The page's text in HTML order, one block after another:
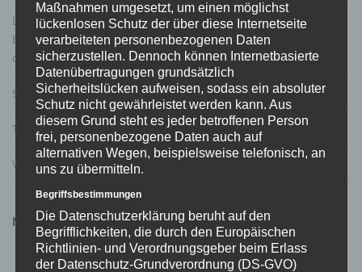
Die Grüne: Gutachterliche Stellungnahme Prof. Dr. Gärditz
betreffend Verfassungskonformität von Gestaltungsoptionen
der Regelanfrage beim Verfassungsschutz im Waffenrecht
Statistik: Todesfälle durch Schusswaffen
T-Online über das Behördenversagen von Hamburg
Video vom DJV und DSB zum Waffenrecht
NEUESTE KOMMENTARE
Maßnahmen umgesetzt, um einen möglichst
lückenlosen Schutz der über diese Internetseite
verarbeiteten personenbezogenen Daten
sicherzustellen. Dennoch können Internetbasierte
Datenübertragungen grundsätzlich
Sicherheitslücken aufweisen, sodass ein absoluter
Schutz nicht gewährleistet werden kann. Aus
diesem Grund steht es jeder betroffenen Person
frei, personenbezogene Daten auch auf
alternativen Wegen, beispielsweise telefonisch, an
uns zu übermitteln.
Begriffsbestimmungen
Die Datenschutzerklärung beruht auf den
Begrifflichkeiten, die durch den Europäischen
Richtlinien- und Verordnungsgeber beim Erlass
der Datenschutz-Grundverordnung (DS-GVO)